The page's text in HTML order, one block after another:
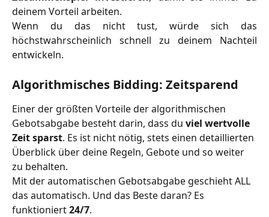
deinem Vorteil arbeiten.
Wenn du das nicht tust, würde sich das
höchstwahrscheinlich schnell zu deinem Nachteil
entwickeln.
Algorithmisches Bidding: Zeitsparend
Einer der größten Vorteile der algorithmischen
Gebotsabgabe besteht darin, dass du viel wertvolle
Zeit sparst. Es ist nicht nötig, stets einen detaillierten
Überblick über deine Regeln, Gebote und so weiter
zu behalten.
Mit der automatischen Gebotsabgabe geschieht ALL
das automatisch. Und das Beste daran? Es
funktioniert 24/7.